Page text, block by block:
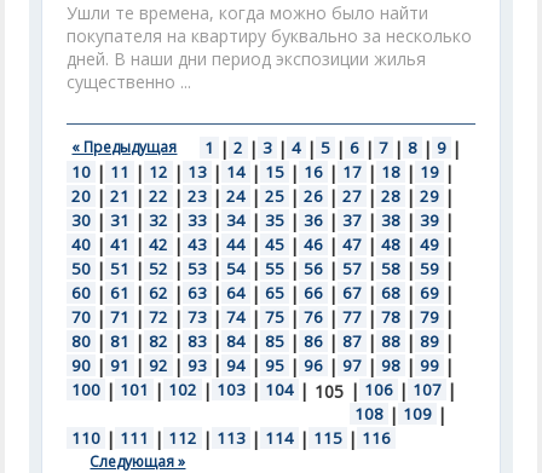
Ушли те времена, когда можно было найти
покупателя на квартиру буквально за несколько
дней. В наши дни период экспозиции жилья
существенно ...
« Предыдущая 1 | 2 | 3 | 4 | 5 | 6 | 7 | 8 | 9 |
10 | 11 | 12 | 13 | 14 | 15 | 16 | 17 | 18 | 19 |
20 | 21 | 22 | 23 | 24 | 25 | 26 | 27 | 28 | 29 |
30 | 31 | 32 | 33 | 34 | 35 | 36 | 37 | 38 | 39 |
40 | 41 | 42 | 43 | 44 | 45 | 46 | 47 | 48 | 49 |
50 | 51 | 52 | 53 | 54 | 55 | 56 | 57 | 58 | 59 |
60 | 61 | 62 | 63 | 64 | 65 | 66 | 67 | 68 | 69 |
70 | 71 | 72 | 73 | 74 | 75 | 76 | 77 | 78 | 79 |
80 | 81 | 82 | 83 | 84 | 85 | 86 | 87 | 88 | 89 |
90 | 91 | 92 | 93 | 94 | 95 | 96 | 97 | 98 | 99 |
100 | 101 | 102 | 103 | 104 | 105 | 106 | 107 |
108 | 109 |
110 | 111 | 112 | 113 | 114 | 115 | 116
Следующая »